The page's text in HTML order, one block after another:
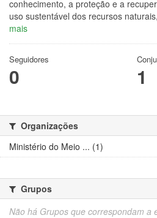
conhecimento, a proteção e a
uso sustentável dos recursos
mais
Seguidores
0 1
Organizações
Ministério do Meio ... (1)
Grupos
Não há Grupos que correspondam a